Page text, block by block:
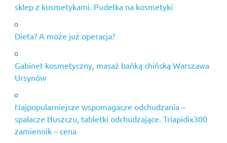
sklep z kosmetykami. Pudełka na kosmetyki
Dieta? A może już operacja?
Gabinet kosmetyczny, masaż bańką chińską Warszawa
Ursynów
Najpopularniejsze wspomagacze odchudzania –
spalacze tłuszczu, tabletki odchudzające. Triapidix300
zamiennik – cena